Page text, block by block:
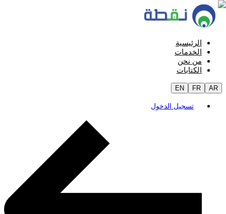
الرئيسية
الخدمات
من نحن
الكتابات
EN FR AR
تسجيل الدخول